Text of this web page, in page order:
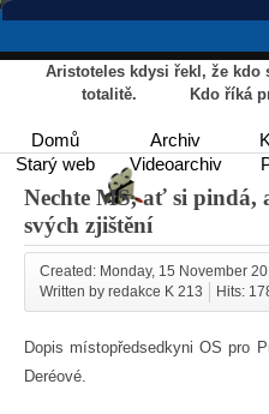
Aristoteles kdysi řekl, že
totalitě. Kdo říká
Domů Archiv
Starý web
Videoarchiv
Nechte MS, ať si pindá,
svých zjištění
Created: Monday, 15 November
Written by redakce K 213
Hits:
Dopis místopředsedkyni OS pro
Deréové.